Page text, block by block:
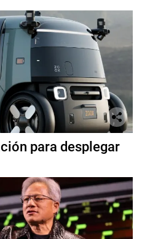
para desplegar